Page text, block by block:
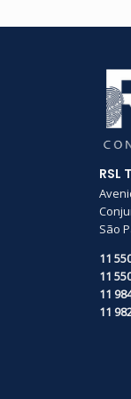
São
11
11
11
11